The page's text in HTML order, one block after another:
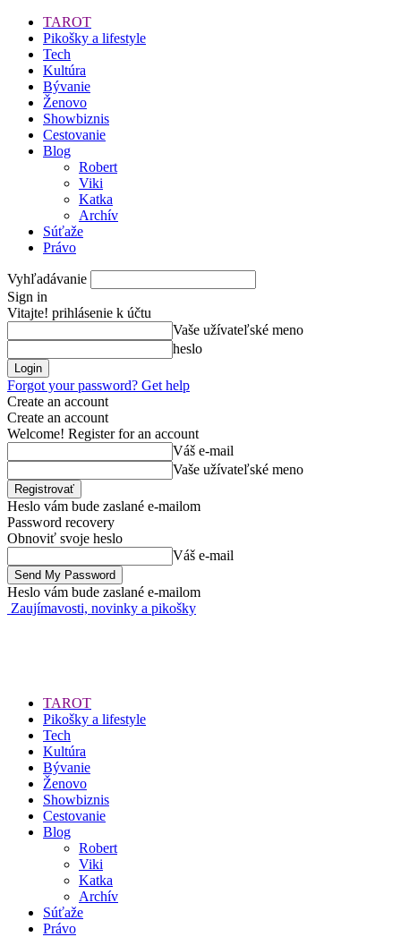
TAROT
Pikošky a lifestyle
Tech
Kultúra
Bývanie
Ženovo
Showbiznis
Cestovanie
Blog
Robert
Viki
Katka
Archív
Súťaže
Právo
Vyhľadávanie
Sign in
Vitajte! prihlásenie k účtu
Vaše užívateľské meno
heslo
Forgot your password? Get help
Create an account
Create an account
Welcome! Register for an account
Váš e-mail
Vaše užívateľské meno
Heslo vám bude zaslané e-mailom
Password recovery
Obnoviť svoje heslo
Váš e-mail
Heslo vám bude zaslané e-mailom
Zaujímavosti, novinky a pikošky
TAROT
Pikošky a lifestyle
Tech
Kultúra
Bývanie
Ženovo
Showbiznis
Cestovanie
Blog
Robert
Viki
Katka
Archív
Súťaže
Právo